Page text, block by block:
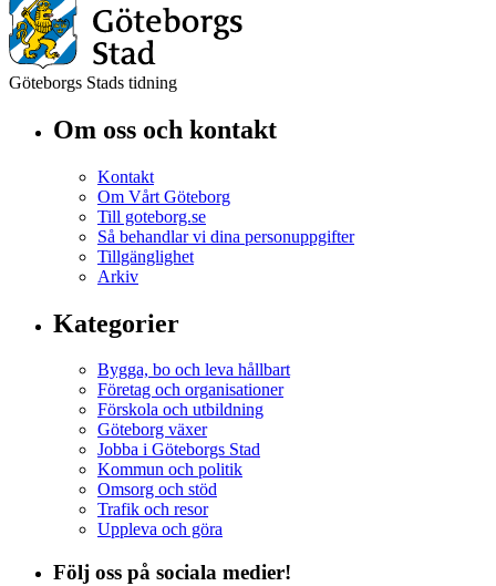
Göteborgs Stads tidning
Om oss och kontakt
Kontakt
Om Vårt Göteborg
Till goteborg.se
Så behandlar vi dina personuppgifter
Tillgänglighet
Arkiv
Kategorier
Bygga, bo och leva hållbart
Företag och organisationer
Förskola och utbildning
Göteborg växer
Jobba i Göteborgs Stad
Kommun och politik
Omsorg och stöd
Trafik och resor
Uppleva och göra
Följ oss på sociala medier!